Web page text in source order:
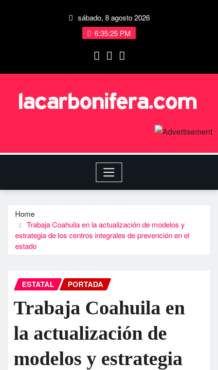
sábado, 8 agosto 2026
6:35:25 PM
Home
Trabaja Coahuila en la actualización de modelos y
estrategia de los centros integrales de prevención en el
estado
ESTATAL PORTADA
Trabaja Coahuila en
la actualización de
modelos y estrategia